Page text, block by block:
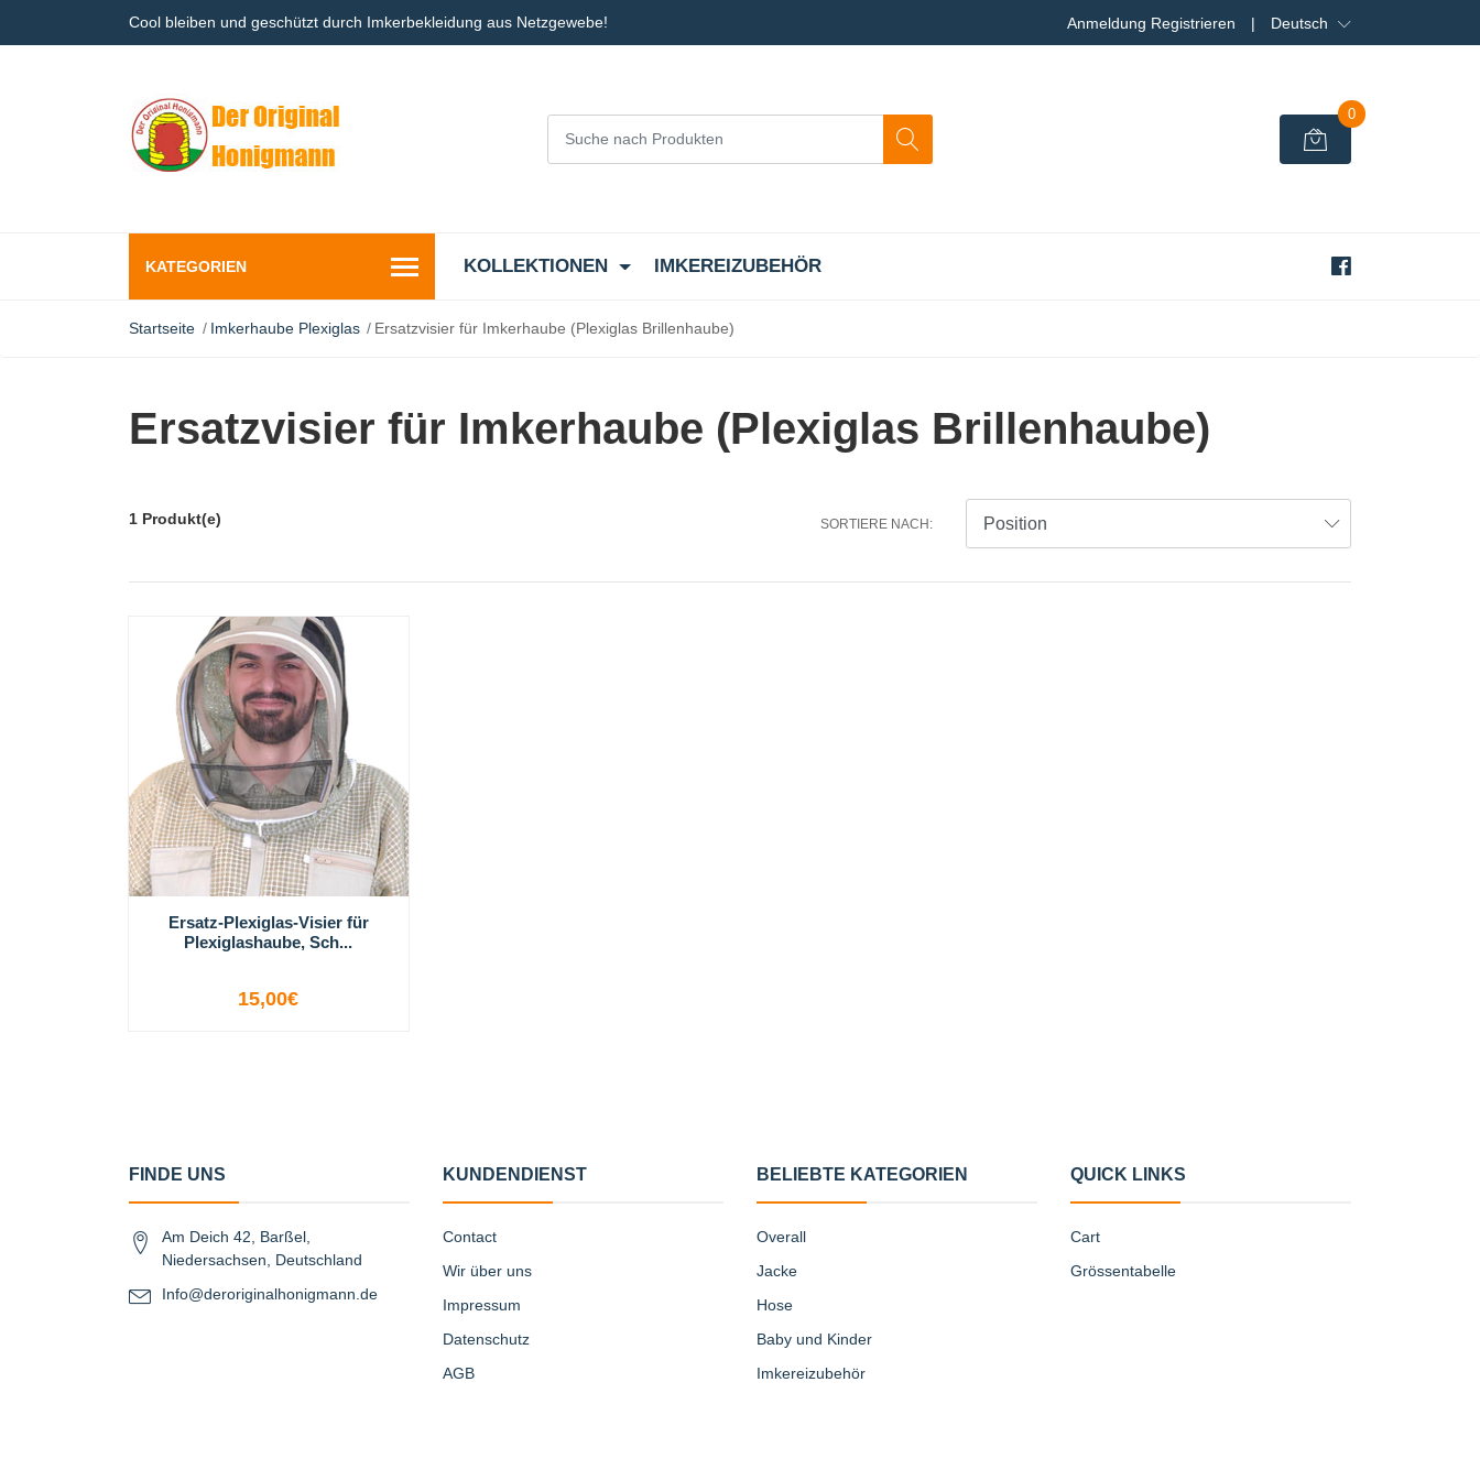
Cool bleiben und geschützt durch Imkerbekleidung aus Netzgewebe! Anmeldung Registrieren | Deutsch
0
KATEGORIEN KOLLEKTIONEN IMKEREIZUBEHÖR
Startseite Imkerhaube Plexiglas Ersatzvisier für Imkerhaube (Plexiglas Brillenhaube)
Ersatzvisier für Imkerhaube (Plexiglas Brillenhaube)
1 Produkt(e) SORTIERE NACH:
Ersatz-Plexiglas-Visier für
Plexiglashaube, Sch...
OPTIONEN ANZEIGEN
15,00€
FINDE UNS
Am Deich 42, Barßel,
Niedersachsen, Deutschland
Info@deroriginalhonigmann.de
KUNDENDIENST
Contact
Wir über uns
Impressum
Datenschutz
AGB
BELIEBTE KATEGORIEN
Overall
Jacke
Hose
Baby und Kinder
Imkereizubehör
QUICK LINKS
Cart
Grössentabelle